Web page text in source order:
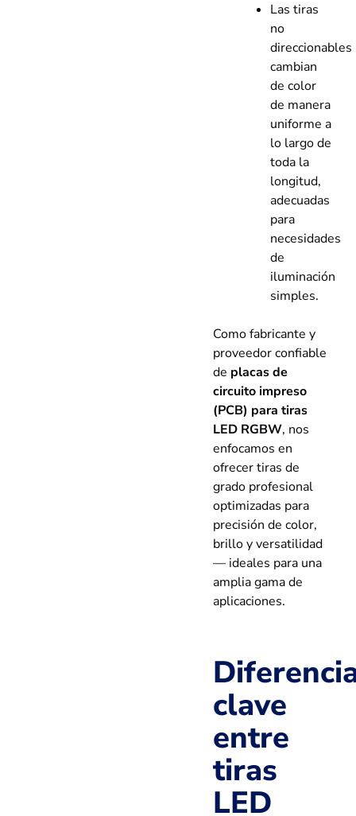
Las tiras
no
direccionables
cambian
de color
de manera
uniforme a
lo largo de
toda la
longitud,
adecuadas
para
necesidades
de
iluminación
simples.
Como fabricante y
proveedor confiable
de placas de
circuito impreso
(PCB) para tiras
LED RGBW, nos
enfocamos en
ofrecer tiras de
grado profesional
optimizadas para
precisión de color,
brillo y versatilidad
— ideales para una
amplia gama de
aplicaciones.
clave
entre
tiras
LED